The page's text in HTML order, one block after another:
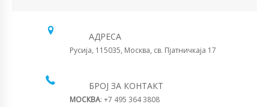
АДРЕСА
Русија, 115035, Москва, св. Пјатничкаја 17
БРОЈ ЗА КОНТАКТ
МОСКВА: +7 495 364 3808